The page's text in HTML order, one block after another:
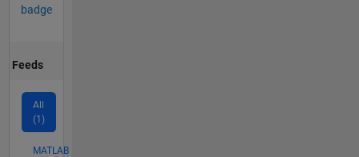
badge
Feeds
All
(1)
MATLAB